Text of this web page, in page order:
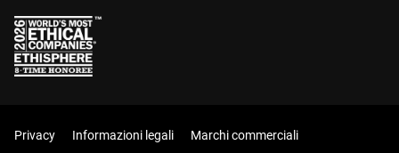
Privacy Informazioni legali Marchi commerciali